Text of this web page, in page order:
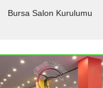
Detaylar
Bursa Salon Kurulumu